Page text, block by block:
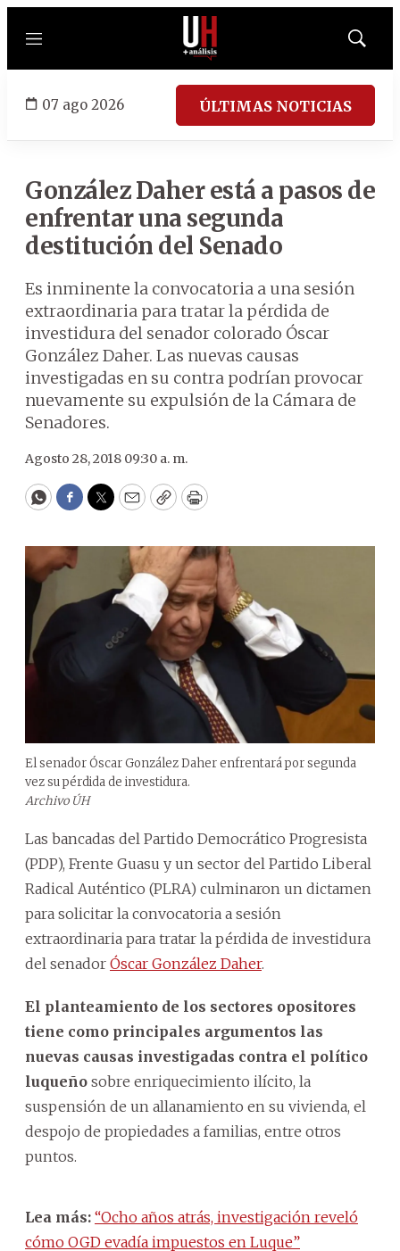
Menú
Mostrar
07 ago 2026 ÚLTIMAS NOTICIAS
González Daher está a pasos de
enfrentar una segunda
destitución del Senado
Es inminente la convocatoria a una sesión
extraordinaria para tratar la pérdida de
investidura del senador colorado Óscar
González Daher. Las nuevas causas
investigadas en su contra podrían provocar
nuevamente su expulsión de la Cámara de
Senadores.
Agosto 28, 2018 09:30 a. m.
WhatsApp
Facebook
Twitter
EmailCopyPrint
El senador Óscar González Daher enfrentará por segunda
vez su pérdida de investidura.
Archivo ÚH
Las bancadas del Partido Democrático Progresista
(PDP), Frente Guasu y un sector del Partido Liberal
Radical Auténtico (PLRA) culminaron un dictamen
para solicitar la convocatoria a sesión
extraordinaria para tratar la pérdida de investidura
del senador Óscar González Daher.
El planteamiento de los sectores opositores
tiene como principales argumentos las
nuevas causas investigadas contra el político
luqueño sobre enriquecimiento ilícito, la
suspensión de un allanamiento en su vivienda, el
despojo de propiedades a familias, entre otros
puntos.
Lea más: “Ocho años atrás, investigación reveló
cómo OGD evadía impuestos en Luque”